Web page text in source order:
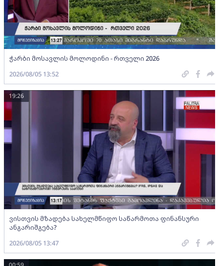
ჭარბი მოსავლის მოლოდინი - რთველი 2026
2026/08/05 13:52
ვისთვის მზადება სახელმწიფო საწარმოთა ფინანსური
ანგარიშგება?
19:26
2026/08/05 13:47